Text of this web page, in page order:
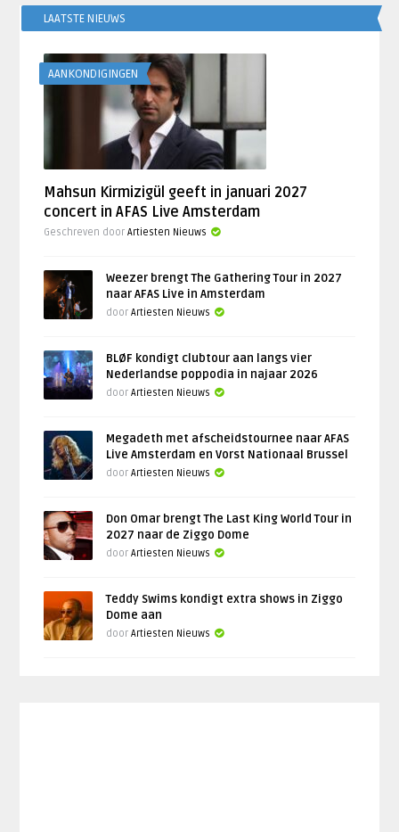
LAATSTE NIEUWS
AANKONDIGINGEN
Mahsun Kirmizigül geeft in januari 2027
concert in AFAS Live Amsterdam
Geschreven doorArtiesten Nieuws
Weezer brengt The Gathering Tour in 2027
naar AFAS Live in Amsterdam
doorArtiesten Nieuws
BLØF kondigt clubtour aan langs vier
Nederlandse poppodia in najaar 2026
doorArtiesten Nieuws
Megadeth met afscheidstournee naar AFAS
Live Amsterdam en Vorst Nationaal Brussel
doorArtiesten Nieuws
Don Omar brengt The Last King World Tour in
2027 naar de Ziggo Dome
doorArtiesten Nieuws
Teddy Swims kondigt extra shows in Ziggo
Dome aan
doorArtiesten Nieuws